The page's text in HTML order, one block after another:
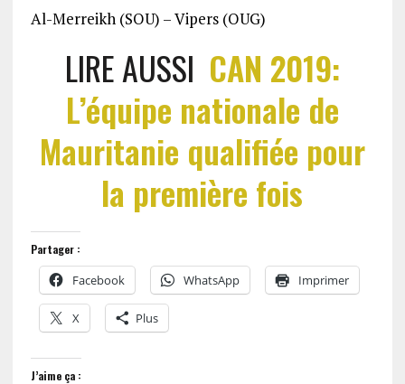
Al-Merreikh (SOU) – Vipers (OUG)
LIRE AUSSI CAN 2019:
L’équipe nationale de
Mauritanie qualifiée pour
la première fois
Partager :
Facebook WhatsApp Imprimer
X Plus
J’aime ça :